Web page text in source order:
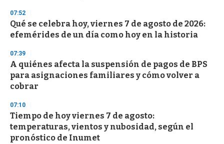
07:52
Qué se celebra hoy, viernes 7 de agosto de 2026:
efemérides de un día como hoy en la historia
07:39
A quiénes afecta la suspensión de pagos de BPS
para asignaciones familiares y cómo volver a
cobrar
07:10
Tiempo de hoy viernes 7 de agosto:
temperaturas, vientos y nubosidad, según el
pronóstico de Inumet